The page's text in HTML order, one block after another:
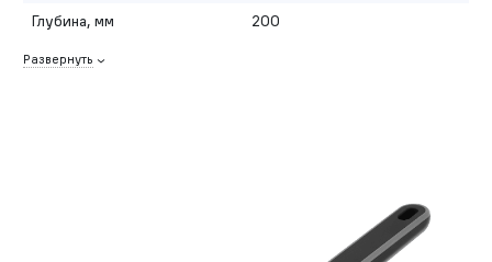
Глубина, мм
200
Развернуть